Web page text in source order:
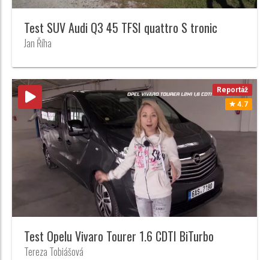
Test SUV Audi Q3 45 TFSI quattro S tronic
Jan Říha
Reportáž
4.7
Test Opelu Vivaro Tourer 1.6 CDTI BiTurbo
Tereza Tobiášová